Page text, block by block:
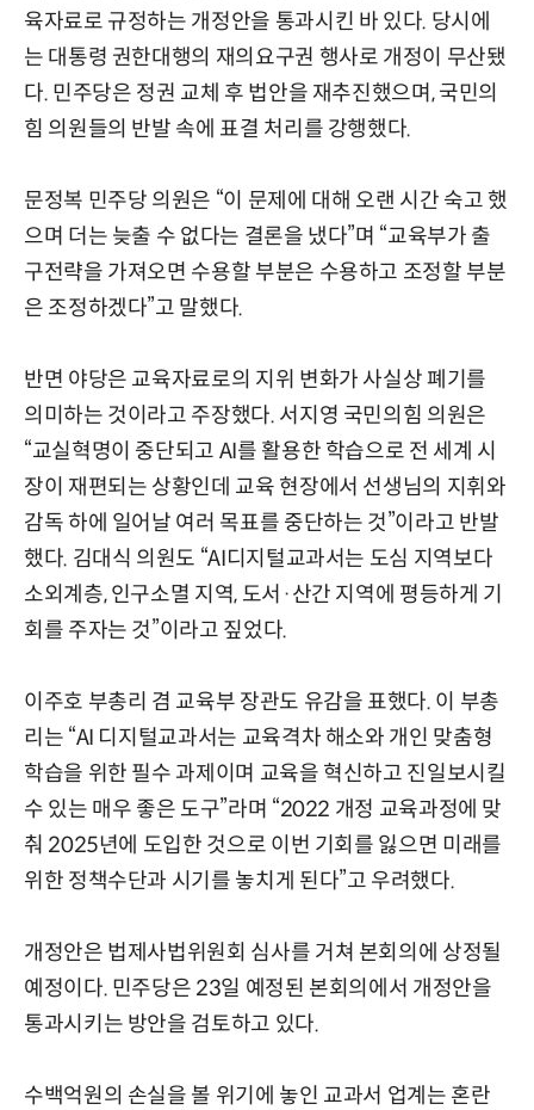
육자료로 규정하는 개정안을 통과시킨 바 있다. 당시에
는 대통령 권한대행의 재의요구권 행사로 개정이 무산됐
다. 민주당은 정권 교체 후 법안을 재추진했으며, 국민의
힘 의원들의 반발 속에 표결 처리를 강행했다.
문정복 민주당 의원은 “이 문제에 대해 오랜 시간 숙고 했
으며 더는 늦출 수 없다는 결론을 냈다”며 “교육부가 출
구전략을 가져오면 수용할 부분은 수용하고 조정할 부분
은 조정하겠다”고 말했다.
반면 야당은 교육자료로의 지위 변화가 사실상 폐기를
의미하는 것이라고 주장했다. 서지영 국민의힘 의원은
“교실혁명이 중단되고 AI를 활용한 학습으로 전 세계 시
장이 재편되는 상황인데 교육 현장에서 선생님의 지휘와
감독 하에 일어날 여러 목표를 중단하는 것”이라고 반발
했다. 김대식 의원도 “AI디지털교과서는 도심 지역보다
소외계층, 인구소멸 지역, 도서·산간 지역에 평등하게 기
회를 주자는 것”이라고 짚었다.
이주호 부총리 겸 교육부 장관도 유감을 표했다. 이 부총
리는 “AI 디지털교과서는 교육격차 해소와 개인 맞춤형
학습을 위한 필수 과제이며 교육을 혁신하고 진일보시킬
수 있는 매우 좋은 도구”라며 “2022 개정 교육과정에 맞
춰 2025년에 도입한 것으로 이번 기회를 잃으면 미래를
위한 정책수단과 시기를 놓치게 된다”고 우려했다.
개정안은 법제사법위원회 심사를 거쳐 본회의에 상정될
예정이다. 민주당은 23일 예정된 본회의에서 개정안을
통과시키는 방안을 검토하고 있다.
수백억원의 손실을 볼 위기에 놓인 교과서 업계는 혼란